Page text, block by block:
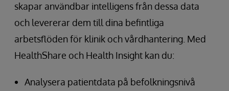
skapar användbar intelligens från dessa data
och levererar dem till dina befintliga
arbetsflöden för klinik och vårdhantering. Med
HealthShare och Health Insight kan du:
Analysera patientdata på befolkningsnivå